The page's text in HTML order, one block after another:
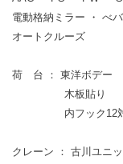
電動格納ミラー ・ べ
オートクルーズ
荷 台 ： 東洋ボデー
木板貼り
内フック12
クレーン ： 古川ユニ